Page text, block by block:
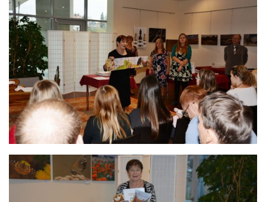
Lidé
Fotogalerie
Dokumenty
Historie
Knihobudky
Pohádkovníky
Spolupráce
Podporují nás
Doporučujeme